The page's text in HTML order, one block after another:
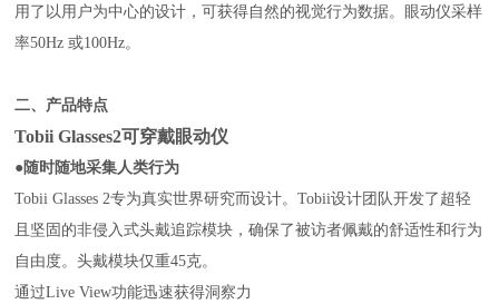
用了以用户为中心的设计，可获得自然的视觉行为数据。眼动仪采样
率50Hz 或100Hz。
二、产品特点
Tobii Glasses2可穿戴眼动仪
●随时随地采集人类行为
Tobii Glasses 2专为真实世界研究而设计。Tobii设计团队开发了超轻
且坚固的非侵入式头戴追踪模块，确保了被访者佩戴的舒适性和行为
自由度。头戴模块仅重45克。
通过Live View功能迅速获得洞察力